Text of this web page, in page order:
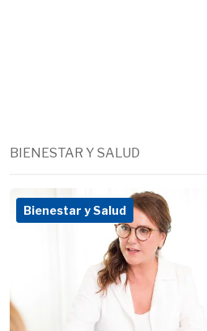
BIENESTAR Y SALUD
Bienestar y Salud